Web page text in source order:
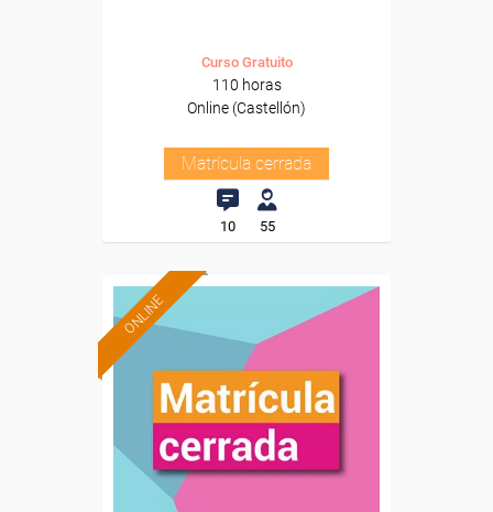
Curso Gratuito
110 horas
Online (Castellón)
Matrícula cerrada
10 55
ONLINE